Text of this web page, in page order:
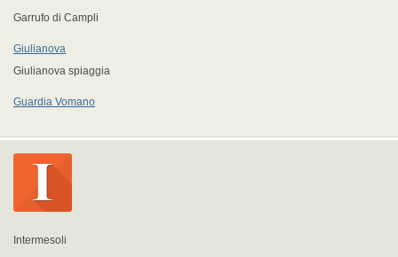
Garrufo di Campli
Giulianova
Giulianova spiaggia
Guardia Vomano
Intermesoli